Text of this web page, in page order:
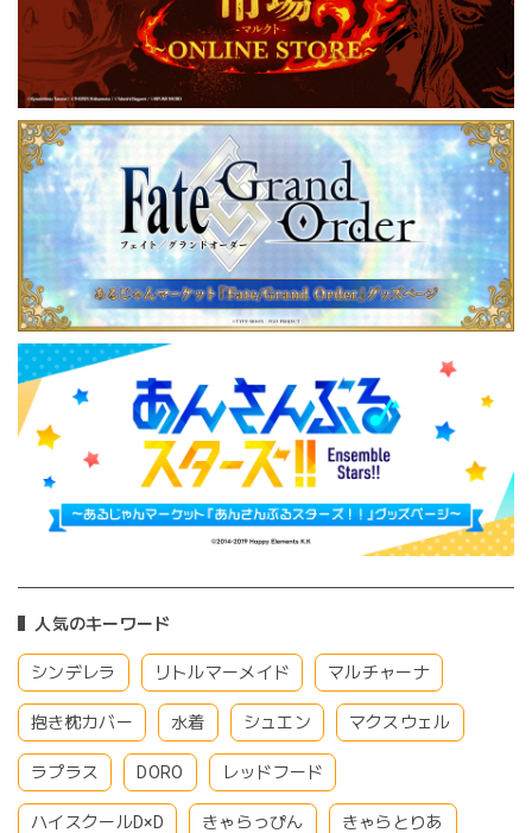
人気のキーワード
シンデレラ リトルマーメイド マルチャーナ
抱き枕カバー 水着 シュエン マクスウェル
ラプラス DORO レッドフード
ハイスクールD×D きゃらっぴん きゃらとりあ